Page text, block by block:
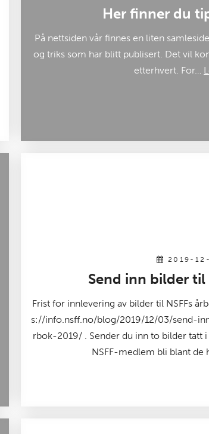
Her finner du
På nettsiden vår finnes en liten
og triks som har blitt publisert. Det vil
etterhvert. For…
2019-
Send inn bilder til
Frist for innlevering av bilder til NSFFs
s://info.nsff.no/blog/2019/12/03/send-
rbok-2019/ . Sender du inn to bilder tatt
NSFF-medlem bli blant de